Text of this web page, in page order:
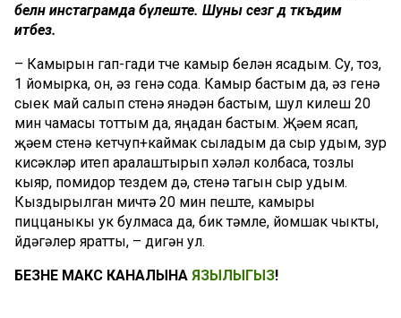
белән инстаграмда бүлеште. Шуны сезгә дә тәкъдим
итәбез.
– Камырын гап-гади төче камыр белән ясадым. Су, тоз,
1 йомырка, он, әз генә сода. Камыр бастым да, әз генә
сыек май салып өстенә янәдән бастым, шул килеш 20
мин чамасы тоттым да, яңадан бастым. Җәем ясап,
җәем өстенә кетчуп+каймак сыладым да сыр удым, зур
кисәкләр итеп аралаштырып хәләл колбаса, тозлы
кыяр, помидор тездем дә, өстенә тагын сыр удым.
Кыздырылган мичтә 20 мин пеште, камыры
пиццаныкы ук булмаса да, бик тәмле, йомшак чыкты,
өйдәгәлер яратты, – дигән ул.
БЕЗНЕҢ МАКС КАНАЛЫНА ЯЗЫЛЫГЫЗ!